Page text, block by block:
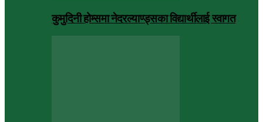
कुमुदिनी होम्समा नेदरल्याण्ड्सका विद्यार्थीलाई स्वागत